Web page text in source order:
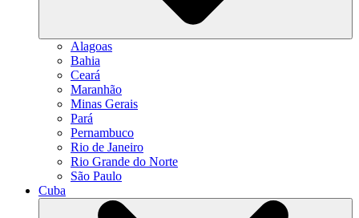
Alagoas
Bahia
Ceará
Maranhão
Minas Gerais
Pará
Pernambuco
Rio de Janeiro
Rio Grande do Norte
São Paulo
Cuba